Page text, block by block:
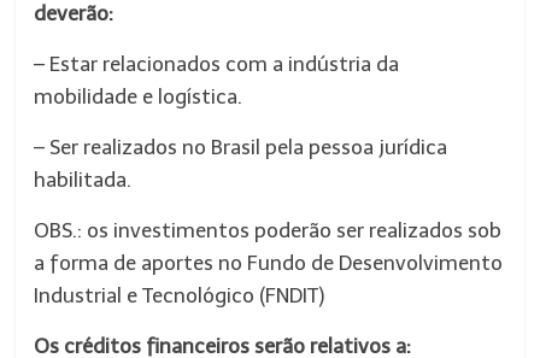
deverão:
– Estar relacionados com a indústria da
mobilidade e logística.
– Ser realizados no Brasil pela pessoa jurídica
habilitada.
OBS.: os investimentos poderão ser realizados sob
a forma de aportes no Fundo de Desenvolvimento
Industrial e Tecnológico (FNDIT)
Os créditos financeiros serão relativos a: